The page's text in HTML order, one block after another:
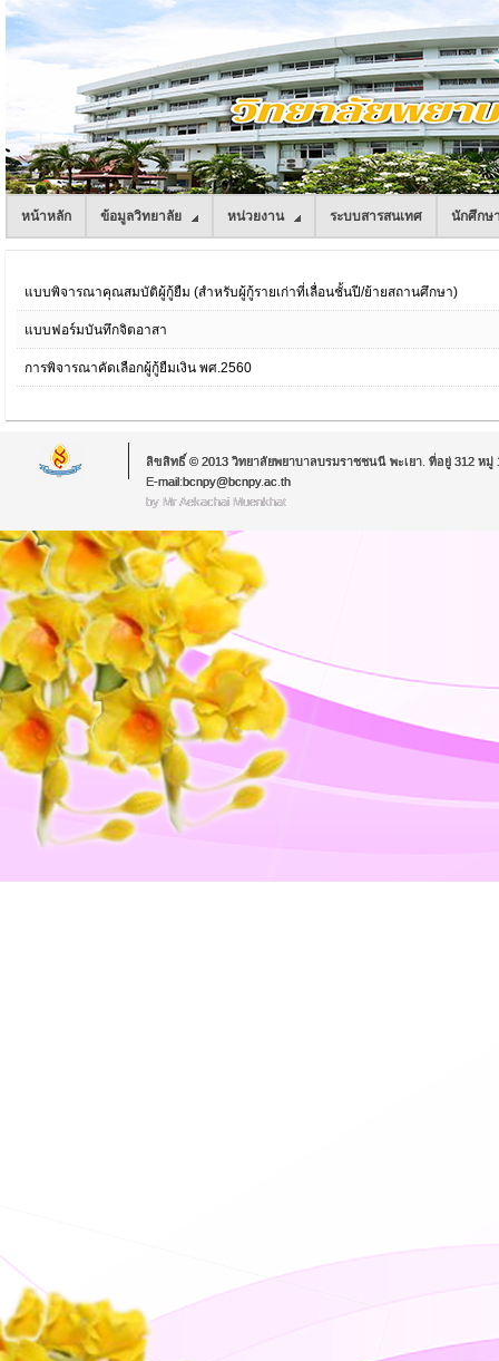
หน้าหลัก ข้อมูลวิทยาลัย หน่วยงาน ระบบสารสนเทศ นักศึกษ
แบบพิจารณาคุณสมบัติผู้กู้ยืม (สำหรับผู้กู้รายเก่าที่เลื่อนชั้นปี/ย้ายสถานศึกษา)
แบบฟอร์มบันทึกจิตอาสา
การพิจารณาคัดเลือกผู้กู้ยืมเงิน พศ.2560
ลิขสิทธิ์ © 2013 วิทยาลัยพยาบาลบรมราชชนนี พะเยา. ที่อยู่ 312 หมู่
E-mail:bcnpy@bcnpy.ac.th
by Mr.Aekachai Muenkhat